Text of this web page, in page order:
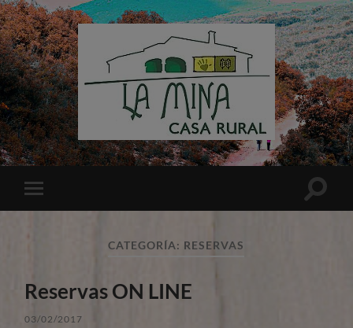
Casa
Rural
La
Alternar
el
CATEGORÍA: RESERVAS
Reservas ON LINE
03/02/2017